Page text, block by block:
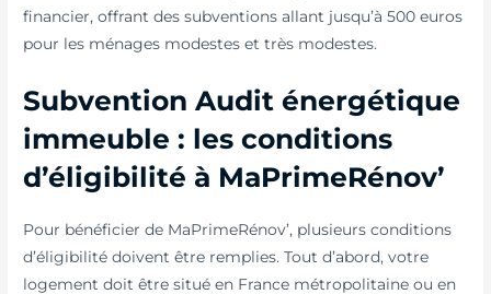
financier, offrant des subventions allant jusqu’à 500 euros
pour les ménages modestes et très modestes.
Subvention Audit énergétique
immeuble : les conditions
d’éligibilité à MaPrimeRénov’
Pour bénéficier de MaPrimeRénov’, plusieurs conditions
d’éligibilité doivent être remplies. Tout d’abord, votre
logement doit être situé en France métropolitaine ou en